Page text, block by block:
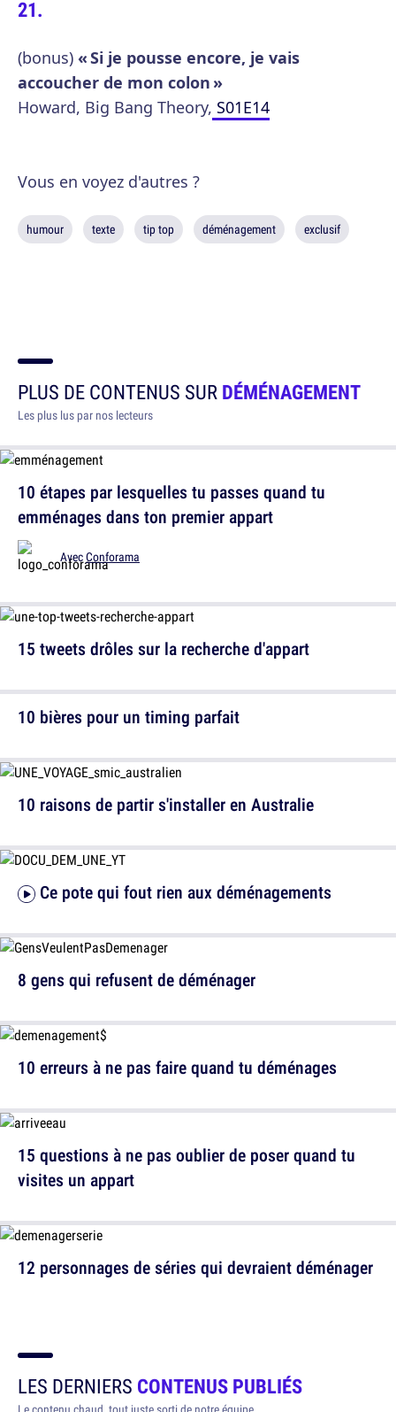
(bonus) « Si je pousse encore, je vais
accoucher de mon colon »
Howard, Big Bang Theory, S01E14
Vous en voyez d'autres ?
humour texte tip top déménagement exclusif
PLUS DE CONTENUS SURDÉMÉNAGEMENT
Les plus lus par nos lecteurs
10 étapes par lesquelles tu passes quand tu
emménages dans ton premier appart
AvecConforama
10 bières pour un timing parfait
Ce pote qui fout rien aux déménagements
10 erreurs à ne pas faire quand tu déménages
12 personnages de séries qui devraient déménager
15 tweets drôles sur la recherche d'appart
10 raisons de partir s'installer en Australie
8 gens qui refusent de déménager
15 questions à ne pas oublier de poser quand tu
visites un appart
LES DERNIERS CONTENUS PUBLIÉS